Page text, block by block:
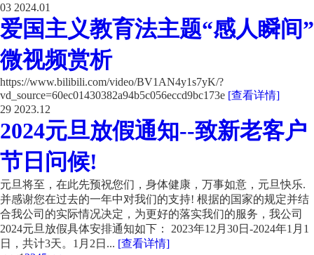
03 2024.01
爱国主义教育法主题“感人瞬间”
微视频赏析
https://www.bilibili.com/video/BV1AN4y1s7yK/?
vd_source=60ec01430382a94b5c056eccd9bc173e [查看详情]
29 2023.12
2024元旦放假通知--致新老客户
节日问候!
元旦将至，在此先预祝您们，身体健康，万事如意，元旦快乐.
并感谢您在过去的一年中对我们的支持! 根据的国家的规定并结
合我公司的实际情况决定，为更好的落实我们的服务，我公司
2024元旦放假具体安排通知如下： 2023年12月30日-2024年1月1
日，共计3天。1月2日... [查看详情]